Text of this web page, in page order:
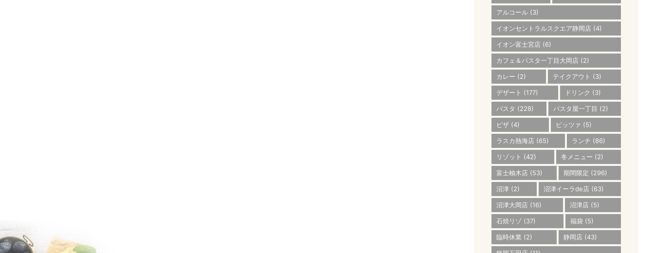
アルコール (3)
イオンセントラルスクエア静岡店 (4)
イオン富士宮店 (6)
カフェ＆パスタ一丁目大岡店 (2)
カレー (2) テイクアウト (3)
デザート (177) ドリンク (3)
パスタ (228) パスタ屋一丁目 (2)
ピザ (4) ピッツァ (5)
ラスカ熱海店 (65) ランチ (86)
リゾット (42) 冬メニュー (2)
富士柚木店 (53) 期間限定 (296)
沼津 (2) 沼津イーラde店 (63)
沼津大岡店 (16) 沼津店 (5)
石焼リゾ (37) 福袋 (5)
臨時休業 (2) 静岡店(43)